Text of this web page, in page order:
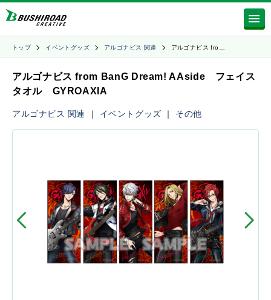
トップ イベントグッズ アルゴナビス 関連 アルゴナビス fro…
アルゴナビス from BanG Dream! AAside フェイス
タオル GYROAXIA
アルゴナビス 関連 ｜ イベントグッズ ｜ その他